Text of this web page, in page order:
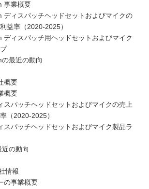
事業概要
ディスパッチヘッドセットおよびマイクの
益率（2020-2025）
ディスパッチ用ヘッドセットおよびマイク
最近の動向
概要
概要
スパッチヘッドセットおよびマイクの売上
（2020-2025）
スパッチヘッドセットおよびマイク製品ラ
の動向
情報
の事業概要